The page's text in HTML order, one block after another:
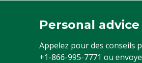
Personal advice
Appelez pour des conseils
+1-866-995-7771 ou